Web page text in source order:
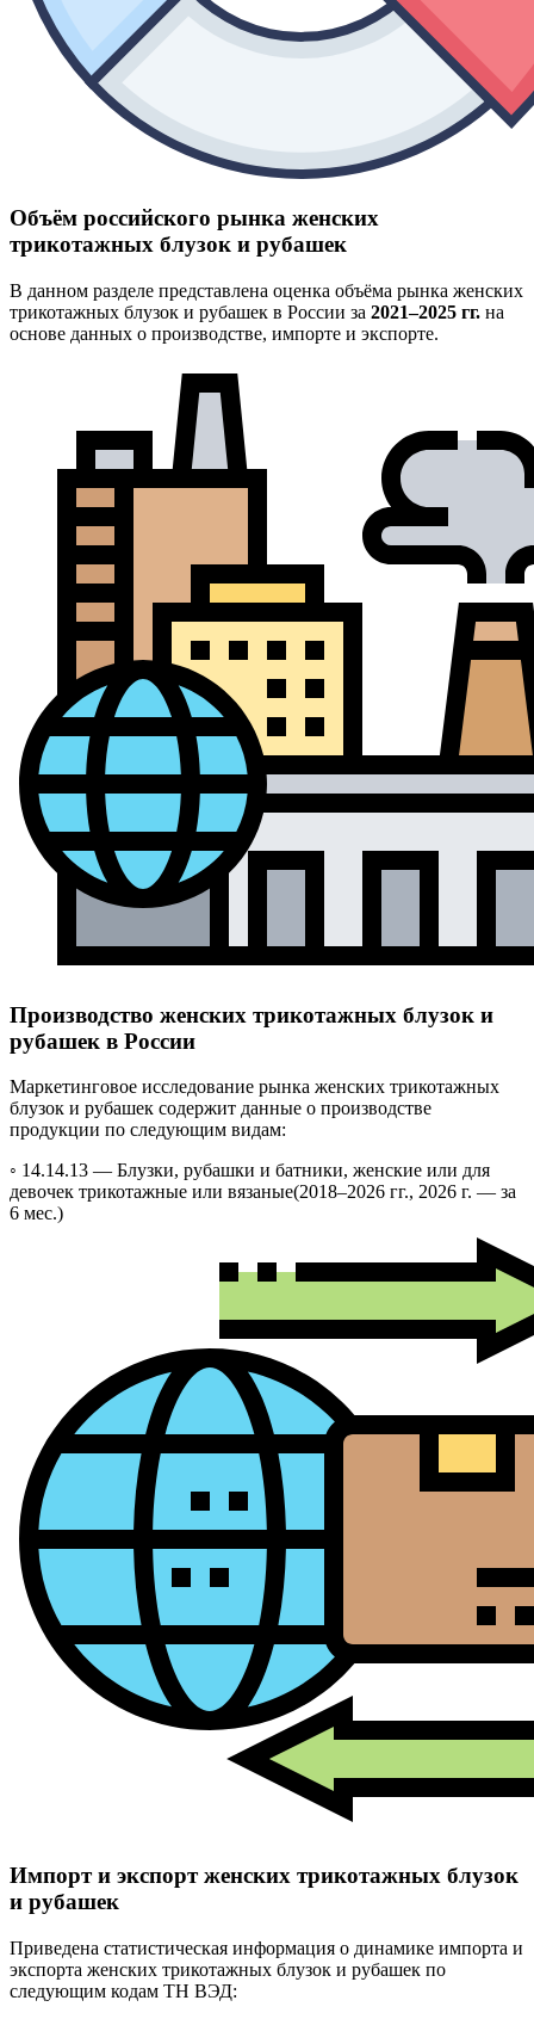
Объём российского рынка женских
трикотажных блузок и рубашек
В данном разделе представлена оценка объёма рынка женских
трикотажных блузок и рубашек в России за 2021–2025 гг. на
основе данных о производстве, импорте и экспорте.
Производство женских трикотажных блузок и
рубашек в России
Маркетинговое исследование рынка женских трикотажных
блузок и рубашек содержит данные о производстве
продукции по следующим видам:
◦ 14.14.13 — Блузки, рубашки и батники, женские или для
девочек трикотажные или вязаные(2018–2026 гг., 2026 г. — за
6 мес.)
Импорт и экспорт женских трикотажных блузок
и рубашек
Приведена статистическая информация о динамике импорта и
экспорта женских трикотажных блузок и рубашек по
следующим кодам ТН ВЭД: